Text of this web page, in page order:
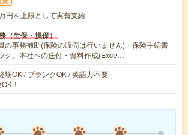
円を上限として実費支給
（生保・損保）
の事務補助(保険の販売は行いません)・保険手続書
ク、本社への送付・資料作成(Exce…
験OK / ブランクOK / 英語力不要
！